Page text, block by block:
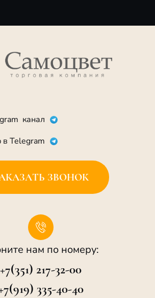
канал
Telegram
ЗВОНОК
+7(351) 217-32-00
335-40-40
нам по номеру: